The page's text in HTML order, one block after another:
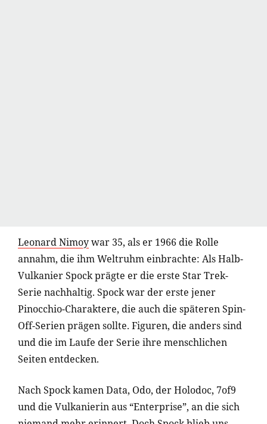
Leonard Nimoywar 35, als er 1966 die Rolle
annahm, die ihm Weltruhm einbrachte: Als Halb-
Vulkanier Spock prägte er die erste Star Trek-
Serie nachhaltig. Spock war der erste jener
Pinocchio-Charaktere, die auch die späteren Spin-
Off-Serien prägen sollte. Figuren, die anders sind
und die im Laufe der Serie ihre menschlichen
Seiten entdecken.
Nach Spock kamen Data, Odo, der Holodoc, 7of9
und die Vulkanierin aus “Enterprise”, an die sich